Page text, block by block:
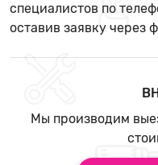
специалистов по
оставив заявку через
Мы производим